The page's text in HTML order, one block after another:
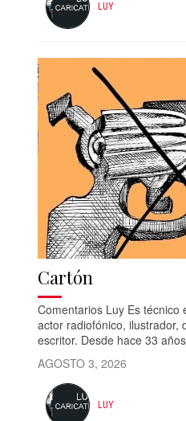
LUY
Cartón
Comentarios Luy Es técnico
actor radiofónico, ilustrador,
escritor. Desde hace 33
AGOSTO 3, 2026
LUY